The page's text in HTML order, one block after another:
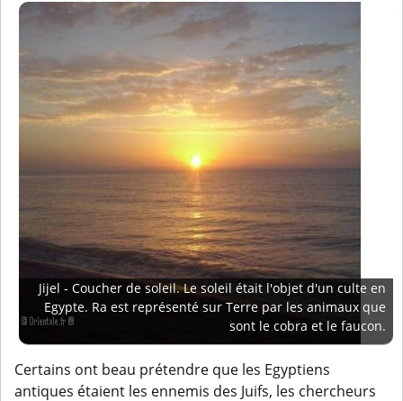
Jijel - Coucher de soleil. Le soleil était l'objet d'un culte en
Egypte. Ra est représenté sur Terre par les animaux que
sont le cobra et le faucon.
Certains ont beau prétendre que les Egyptiens
antiques étaient les ennemis des Juifs, les chercheurs